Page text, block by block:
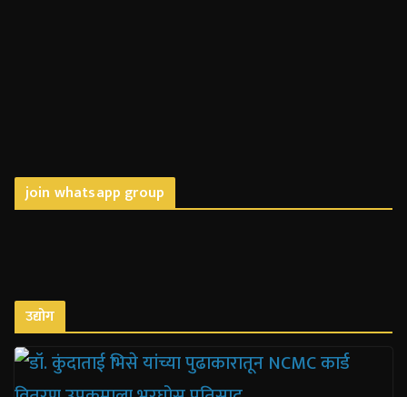
join whatsapp group
उद्योग